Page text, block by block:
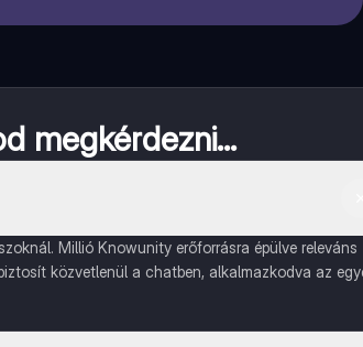
megkérdezni...
Millió Knowunity erőforrásra épülve releváns
közvetlenül a chatben, alkalmazkodva az